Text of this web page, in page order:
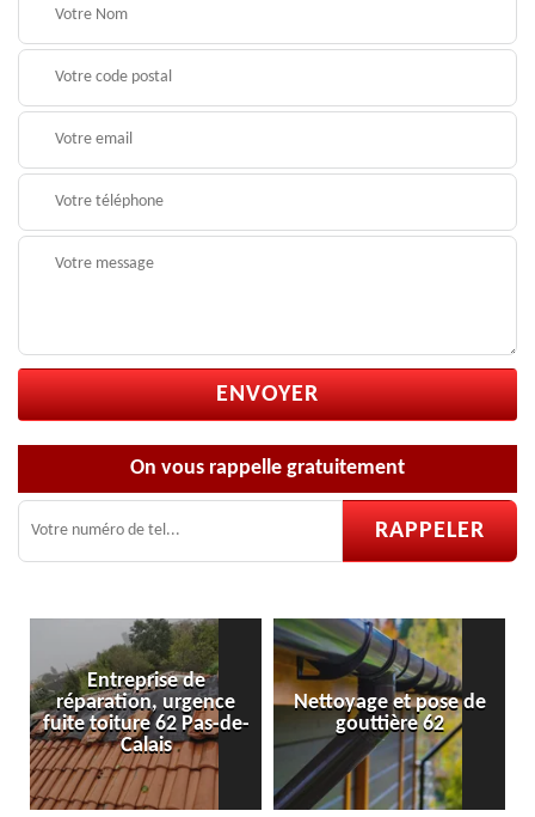
On vous rappelle gratuitement
Nettoyage et pose de
gouttière 62
Pose et réparation de
velux 62